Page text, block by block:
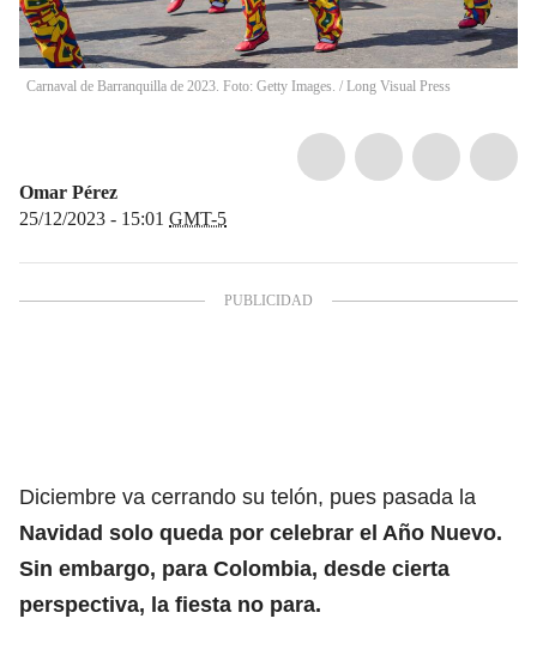
Carnaval de Barranquilla de 2023. Foto: Getty Images. / Long Visual Press
Omar Pérez
25/12/2023 - 15:01 GMT-5
Diciembre va cerrando su telón, pues pasada la
Navidad solo queda por celebrar el Año Nuevo.
Sin embargo, para Colombia, desde cierta
perspectiva, la fiesta no para.